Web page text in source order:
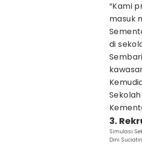
“Kami
masuk
di
3.
Simulasi
Dini